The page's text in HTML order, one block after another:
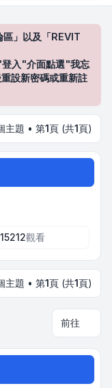
」以及「REVIT
入"介面點選"我忘
設新密碼或重新註
主題 • 第1頁 (共1頁)
15212觀看
主題 • 第1頁 (共1頁)
前往